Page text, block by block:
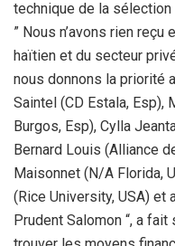
technique de la sélection
” Nous n’avons rien
haïtien et du secteur
nous donnons la priorité
Saintel (CD Estala, Esp),
Burgos, Esp), Cylla
Bernard Louis (Alliance
Maisonnet (N/A Florida,
(Rice University, USA) et
Prudent Salomon “, a